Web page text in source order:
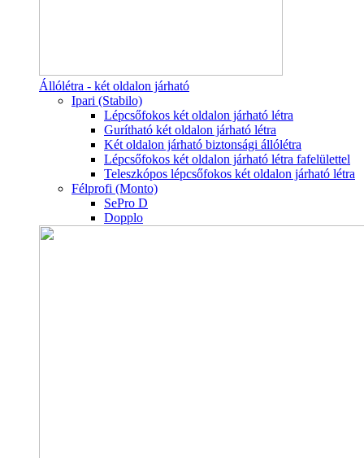
Állólétra - két oldalon járható
Ipari (Stabilo)
Lépcsőfokos két oldalon járható létra
Gurítható két oldalon járható létra
Két oldalon járható biztonsági állólétra
Lépcsőfokos két oldalon járható létra fafelülettel
Teleszkópos lépcsőfokos két oldalon járható létra
Félprofi (Monto)
SePro D
Dopplo